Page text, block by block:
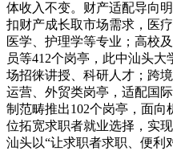
体收入不变。财产适配导向
扣财产成长取市场需求，医
医学、护理学等专业；高校
员等412个岗亭，此中汕头
场招徕讲授、科研人才；跨
运营、外贸类岗亭，适配国
制范畴推出102个岗亭，面
位拓宽求职者就业选择，实
汕头以“让求职者求职、便利